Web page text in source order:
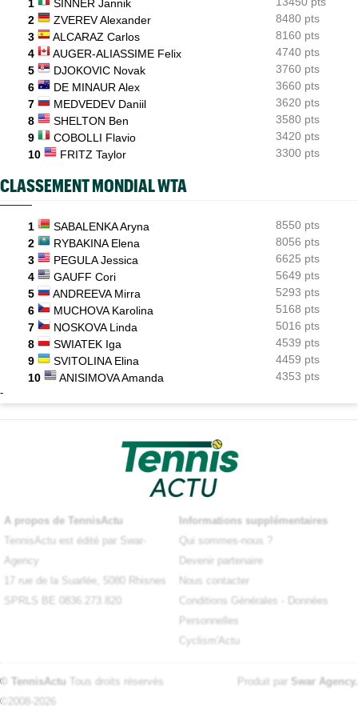
07/08
WTA - Toronto
Fernandez surprend Andreeva, Rybakina en contrôle
1 SINNER Jannik
2
ZVEREV Alexander
8480 pts
3
ALCARAZ Carlos
8160 pts
4
AUGER-ALIASSIME Felix
4740 pts
5
DJOKOVIC Novak
3760 pts
6
DE MINAUR Alex
3660 pts
7
MEDVEDEV Daniil
3620 pts
8
SHELTON Ben
3580 pts
9
COBOLLI Flavio
3420 pts
10
FRITZ Taylor 3300 pts
CLASSEMENT MONDIAL WTA
1 SABALENKA Aryna
8550 pts
2
RYBAKINA Elena
8056 pts
3
PEGULA Jessica
6625 pts
4
GAUFF Cori
5649 pts
5
ANDREEVA Mirra
5293 pts
6
MUCHOVA Karolina
5168 pts
7
NOSKOVA Linda
5016 pts
8
SWIATEK Iga
4539 pts
9
SVITOLINA Elina
4459 pts
10
ANISIMOVA Amanda 4353 pts
-
A propos de TennisActu
TennisActu est édité par Swar-
Agency
17 rue de la Suarlée, 5080 Rhisnes
SPRLS BE 0836.273.820
Informations supplémentaires
Qui sommes-nous ?
Devenir partenaire
Nous contacter
Conditions Générales
Données
Personnelles
Cyclism'Actu
© TennisActu Tous droits réservés
©2008-2026
Produit par Swar Agency.